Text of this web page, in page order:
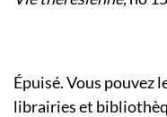
Épuisé. Vous pouvez
librairies et